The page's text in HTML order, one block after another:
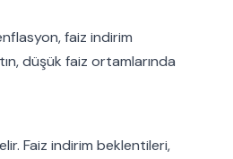
faiz indirim
düşük faiz ortamlarında
Faiz indirim beklentileri,